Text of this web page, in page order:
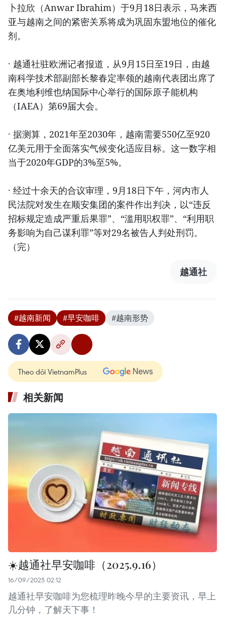
卜拉欣（Anwar Ibrahim）于9月18日表示，马来西
亚与越南之间的紧密关系将成为巩固东盟地位的催化
剂。
· 越通社驻欧洲记者报道，从9月15日至19日，由越
南科学技术部副部长黎春定率领的越南代表团出席了
在奥地利维也纳国际中心举行的国际原子能机构
（IAEA）第69届大会。
· 据测算，2021年至2030年，越南需要550亿至920
亿美元用于全面落实气候变化适应目标。这一数字相
当于2020年GDP的3%至5%。
· 经过十余天的合议审理，9月18日下午，河内市人
民法院对发生在顺安集团的案件作出判决，以“违反
招标规定造成严重后果罪”、“滥用职权罪”、“利用职
务影响为自己谋利罪”等对29名被告人判处刑罚。
（完）
越通社
#越南新闻 #早安咖啡 #越南形势
Theo dõi VietnamPlus
相关新闻
☀️越通社早安咖啡（2025.9.16）
16/09/2025 02:12
越通社早安咖啡为您梳理昨晚今早的主要资讯，早上
几分钟，了解天下事！